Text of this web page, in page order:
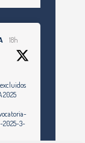
18h
2025
2025-3-